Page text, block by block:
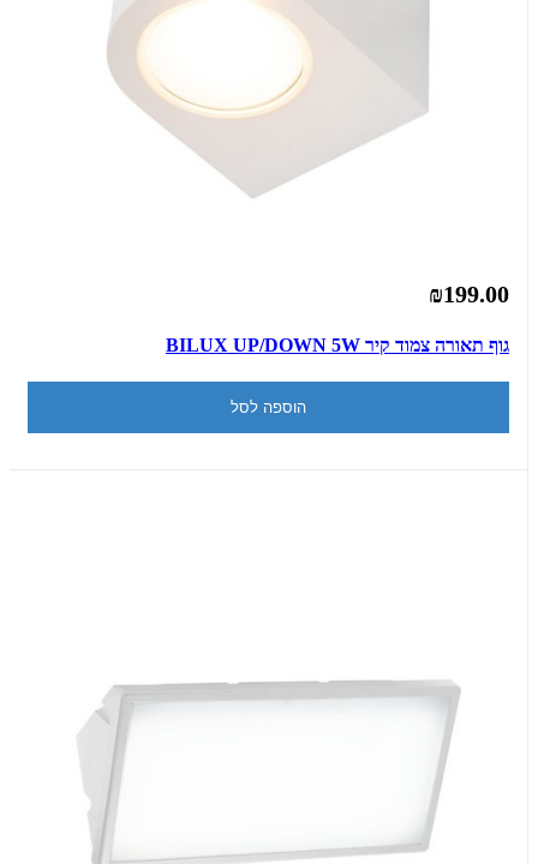
₪199.00
גוף תאורה צמוד קיר BILUX UP/DOWN 5W
הוספה לסל